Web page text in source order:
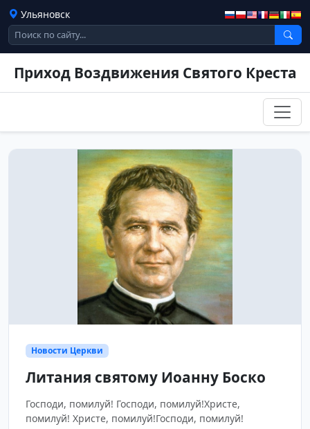
Ульяновск
Приход Воздвижения Святого Креста
Новости Церкви
Литания святому Иоанну Боско
Господи, помилуй! Господи, помилуй!Христе,
помилуй! Христе, помилуй!Господи, помилуй!